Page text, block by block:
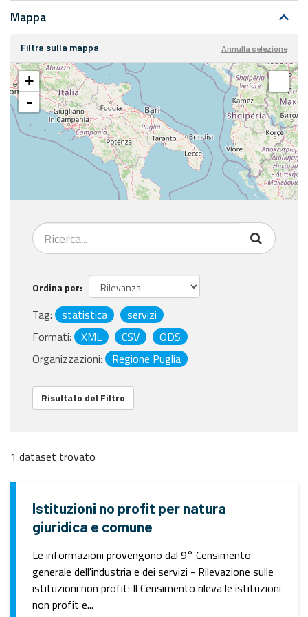
Mappa
Filtra sulla mappa Annulla selezione
+
-
Ordina per
Tag: statistica
servizi
Formati:
XML CSV
ODS
Organizzazioni:
Regione Puglia
Risultato del Filtro
1 dataset trovato
Istituzioni no profit per natura
giuridica e comune
Le informazioni provengono dal 9° Censimento
generale dell'industria e dei servizi - Rilevazione sulle
istituzioni non profit: Il Censimento rileva le istituzioni
non profit e...